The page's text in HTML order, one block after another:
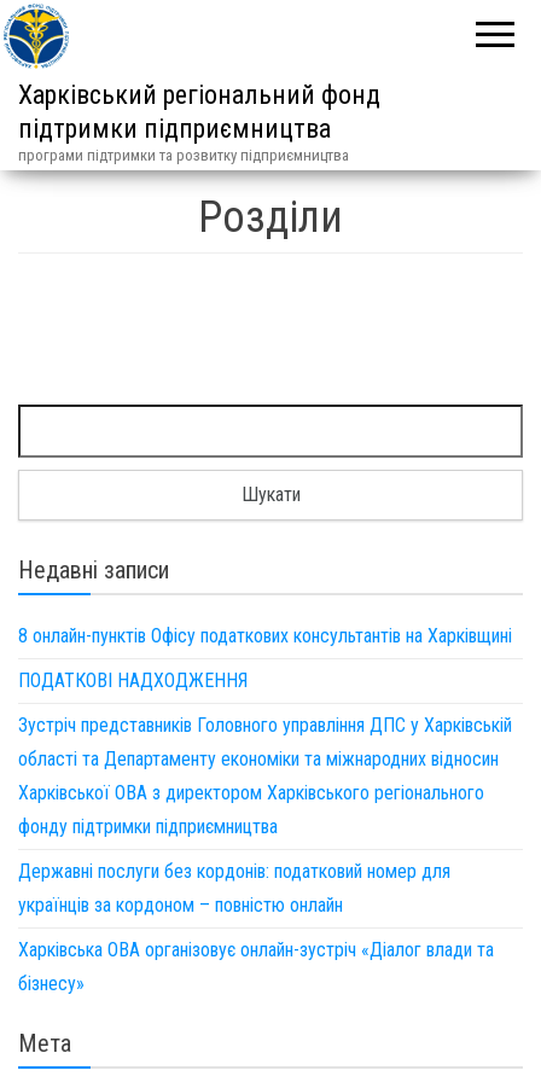
Харківський регіональний фонд
підтримки підприємництва
програми підтримки та розвитку підприємництва
Розділи
Недавні записи
8 онлайн-пунктів Офісу податкових консультантів на Харківщині
ПОДАТКОВІ НАДХОДЖЕННЯ
Зустріч представників Головного управління ДПС у Харківській
області та Департаменту економіки та міжнародних відносин
Харківської ОВА з директором Харківського регіонального
фонду підтримки підприємництва
Державні послуги без кордонів: податковий номер для
українців за кордоном – повністю онлайн
Харківська ОВА організовує онлайн-зустріч «Діалог влади та
бізнесу»
Мета